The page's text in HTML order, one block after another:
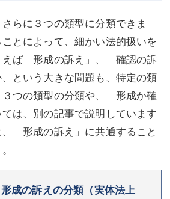
さらに３つの類型に分類できま
とによって、細かい法的扱いを
ば「形成の訴え」、「確認の訴
という大きな問題も、特定の類
つの類型の分類や、「形成か確
は、別の記事で説明しています
、「形成の訴え」に共通すること
成の訴えの分類（実体法上